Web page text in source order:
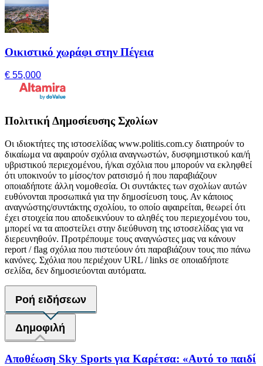
Οικιστικό χωράφι στην Πέγεια
€ 55,000
Πολιτική Δημοσίευσης Σχολίων
Οι ιδιοκτήτες της ιστοσελίδας www.politis.com.cy διατηρούν το
δικαίωμα να αφαιρούν σχόλια αναγνωστών, δυσφημιστικού και/ή
υβριστικού περιεχομένου, ή/και σχόλια που μπορούν να εκληφθεί
ότι υποκινούν το μίσος/τον ρατσισμό ή που παραβιάζουν
οποιαδήποτε άλλη νομοθεσία. Οι συντάκτες των σχολίων αυτών
ευθύνονται προσωπικά για την δημοσίευση τους. Αν κάποιος
αναγνώστης/συντάκτης σχολίου, το οποίο αφαιρείται, θεωρεί ότι
έχει στοιχεία που αποδεικνύουν το αληθές του περιεχομένου του,
μπορεί να τα αποστείλει στην διεύθυνση της ιστοσελίδας για να
διερευνηθούν. Προτρέπουμε τους αναγνώστες μας να κάνουν
report / flag σχόλια που πιστεύουν ότι παραβιάζουν τους πιο πάνω
κανόνες. Σχόλια που περιέχουν URL / links σε οποιαδήποτε
σελίδα, δεν δημοσιεύονται αυτόματα.
Ροή ειδήσεων
Δημοφιλή
Αποθέωση Sky Sports για Καρέτσα: «Αυτό το παιδί